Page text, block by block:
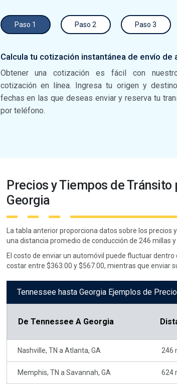
Paso 1 Paso 2 Paso 3
Calcula tu cotización instantánea de envío de
Obtener una cotización es fácil con
cotización en línea. Ingresa tu origen y
fechas en las que deseas enviar y reserva tu
por teléfono.
Precios y Tiempos de
Georgia
La tabla anterior proporciona datos sobre los
una distancia promedio de conducción de 246 millas
El costo de enviar un automóvil puede fluctuar
costar entre $363.00 y $567.00, mientras que enviar
Tennessee hasta Georgia Ejemplos de
De Tennessee A Georgia
Nashville, TN a Atlanta, GA 246
Memphis, TN a Savannah, GA 624